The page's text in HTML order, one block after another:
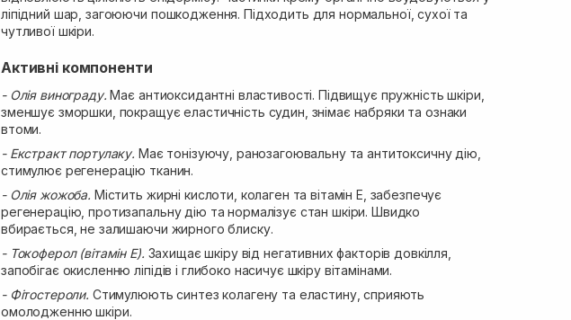
ліпідний шар, загоюючи пошкодження. Підходить для нормальної, сухої та
чутливої шкіри.
Активні компоненти
- Олія винограду. Має антиоксидантні властивості. Підвищує пружність шкіри,
зменшує зморшки, покращує еластичність судин, знімає набряки та ознаки
втоми.
- Екстракт портулаку. Має тонізуючу, ранозагоювальну та антитоксичну дію,
стимулює регенерацію тканин.
- Олія жожоба. Містить жирні кислоти, колаген та вітамін Е, забезпечує
регенерацію, протизапальну дію та нормалізує стан шкіри. Швидко
вбирається, не залишаючи жирного блиску.
- Токоферол (вітамін Е). Захищає шкіру від негативних факторів довкілля,
запобігає окисленню ліпідів і глибоко насичує шкіру вітамінами.
- Фітостероли. Стимулюють синтез колагену та еластину, сприяють
омолодженню шкіри.